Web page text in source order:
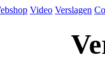
Video Verslagen